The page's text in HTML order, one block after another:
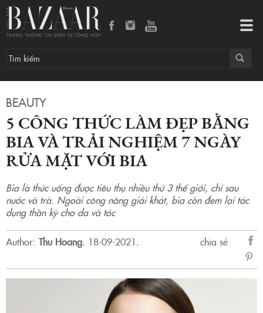
BEAUTY
5 CÔNG THỨC LÀM ĐẸP BẰNG
BIA VÀ TRẢI NGHIỆM 7 NGÀY
RỬA MẶT VỚI BIA
Bia là thức uống được tiêu thụ nhiều thứ 3 thế giới, chỉ sau
nước và trà. Ngoài công năng giải khát, bia còn đem lại tác
dụng thần kỳ cho da và tóc
Author: Thu Hoang. 18-09-2021.
chia sẻ
sẻ